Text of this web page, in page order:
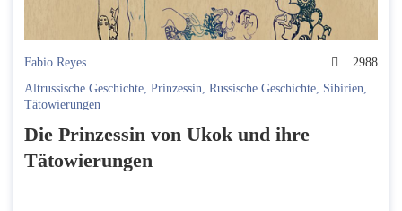
Fabio Reyes
2988
Altrussische Geschichte, Prinzessin, Russische Geschichte, Sibirien,
Tätowierungen
Die Prinzessin von Ukok und ihre
Tätowierungen